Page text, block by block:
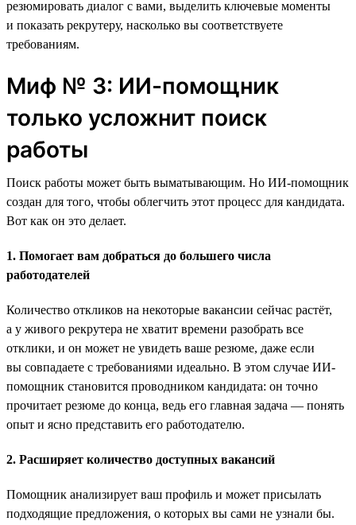
резюмировать диалог с вами, выделить ключевые моменты
и показать рекрутеру, насколько вы соответствуете
требованиям.
Миф № 3: ИИ-помощник
только усложнит поиск
работы
Поиск работы может быть выматывающим. Но ИИ-помощник
создан для того, чтобы облегчить этот процесс для кандидата.
Вот как он это делает.
1. Помогает вам добраться до большего числа
работодателей
Количество откликов на некоторые вакансии сейчас растёт,
а у живого рекрутера не хватит времени разобрать все
отклики, и он может не увидеть ваше резюме, даже если
вы совпадаете с требованиями идеально. В этом случае ИИ-
помощник становится проводником кандидата: он точно
прочитает резюме до конца, ведь его главная задача — понять
опыт и ясно представить его работодателю.
2. Расширяет количество доступных вакансий
Помощник анализирует ваш профиль и может присылать
подходящие предложения, о которых вы сами не узнали бы.